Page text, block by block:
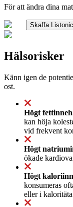
För att ändra dina
Skaffa Listonic
Hälsorisker
Känn igen de
ost.
Högt
kan höja
vid frekvent
Högt
ökade
Högt
konsumeras
eller i kaloritäta